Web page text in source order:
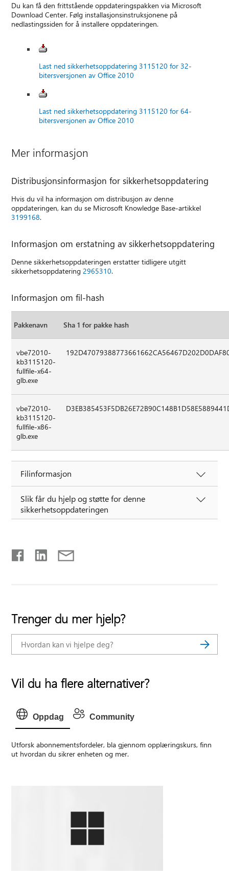
Du kan få den frittstående oppdateringspakken via Microsoft
Download Center. Følg installasjonsinstruksjonene på
nedlastingssiden for å installere oppdateringen.
Last ned sikkerhetsoppdatering 3115120 for 32-
bitersversjonen av Office 2010
Last ned sikkerhetsoppdatering 3115120 for 64-
bitersversjonen av Office 2010
Mer informasjon
Distribusjonsinformasjon for sikkerhetsoppdatering
Hvis du vil ha informasjon om distribusjon av denne
oppdateringen, kan du se Microsoft Knowledge Base-artikkel
3199168.
Informasjon om erstatning av sikkerhetsoppdatering
Denne sikkerhetsoppdateringen erstatter tidligere utgitt
sikkerhetsoppdatering2965310.
Informasjon om fil-hash
Pakkenavn Sha 1 for pakke hash
vbe72010-
kb3115120-
fullfile-x64-
glb.exe
vbe72010-
kb3115120-
fullfile-x86-
glb.exe
Filinformasjon
Slik får du hjelp og støtte for denne
sikkerhetsoppdateringen
Trenger du mer hjelp?
Vil du ha flere alternativer?
Oppdag Community
Utforsk abonnementsfordeler, bla gjennom opplæringskurs, finn
ut hvordan du sikrer enheten og mer.